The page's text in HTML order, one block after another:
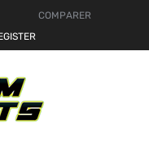
COMPARER